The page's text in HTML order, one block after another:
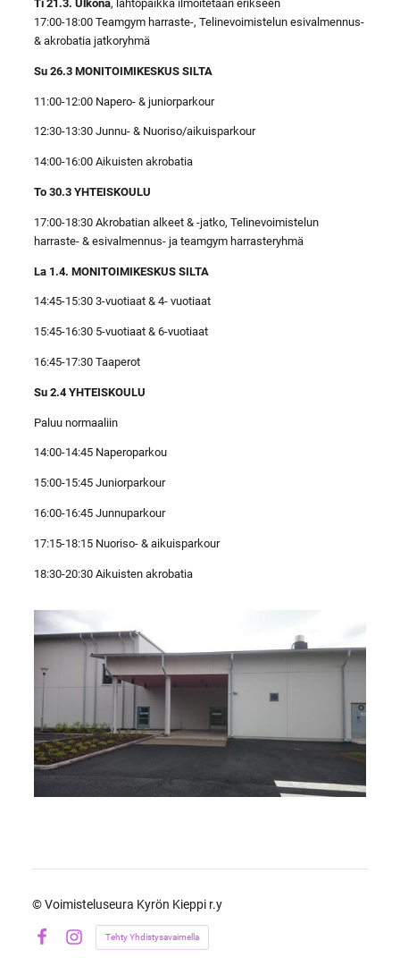
Ti 21.3. Ulkona, lähtöpaikka ilmoitetaan erikseen
17:00-18:00 Teamgym harraste-, Telinevoimistelun esivalmennus-
& akrobatia jatkoryhmä
Su 26.3 MONITOIMIKESKUS SILTA
11:00-12:00 Napero- & juniorparkour
12:30-13:30 Junnu- & Nuoriso/aikuisparkour
14:00-16:00 Aikuisten akrobatia
To 30.3 YHTEISKOULU
17:00-18:30 Akrobatian alkeet & -jatko, Telinevoimistelun
harraste- & esivalmennus- ja teamgym harrasteryhmä
La 1.4. MONITOIMIKESKUS SILTA
14:45-15:30 3-vuotiaat & 4- vuotiaat
15:45-16:30 5-vuotiaat & 6-vuotiaat
16:45-17:30 Taaperot
Su 2.4 YHTEISKOULU
Paluu normaaliin
14:00-14:45 Naperoparkou
15:00-15:45 Juniorparkour
16:00-16:45 Junnuparkour
17:15-18:15 Nuoriso- & aikuisparkour
18:30-20:30 Aikuisten akrobatia
©Voimisteluseura Kyrön Kieppi r.y
Instagram
Tehty Yhdistysavaimella